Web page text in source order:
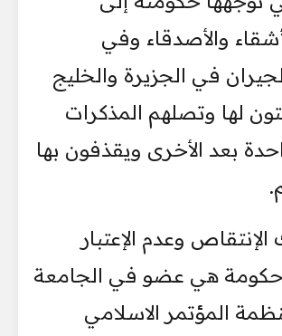
والأصدقاء وفي
في الجزيرة والخليج
لها وتصلهم المذكرات
بعد الأخرى ويقذفون بها
وعدم الإعتبار
حكومة هي عضو في الجامعة
المؤتمر الاسلامي